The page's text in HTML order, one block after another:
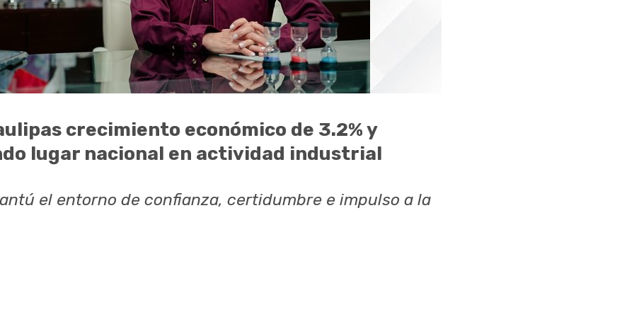
crecimiento económico de 3.2% y
lugar nacional en actividad industrial
el entorno de confianza, certidumbre e impulso a la